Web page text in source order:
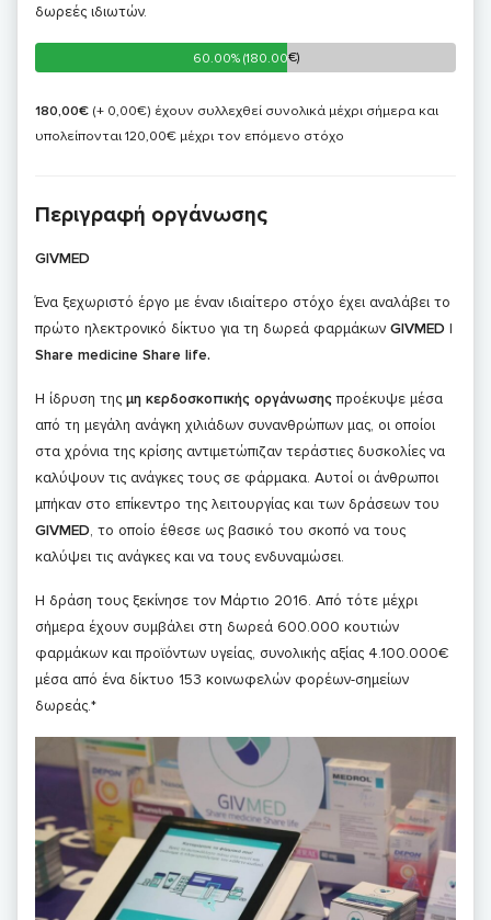
δωρεές ιδιωτών.
60.00% (180.00€)
60.00% (180.00€)
180,00€ (+ 0,00€) έχουν συλλεχθεί συνολικά μέχρι σήμερα και
υπολείπονται 120,00€ μέχρι τον επόμενο στόχο
Περιγραφή οργάνωσης
GIVMED
Ένα ξεχωριστό έργο με έναν ιδιαίτερο στόχο έχει αναλάβει το
πρώτο ηλεκτρονικό δίκτυο για τη δωρεά φαρμάκων GIVMED |
Share medicine Share life.
Η ίδρυση της μη κερδοσκοπικής οργάνωσηςπροέκυψε μέσα
από τη μεγάλη ανάγκη χιλιάδων συνανθρώπων μας, οι οποίοι
στα χρόνια της κρίσης αντιμετώπιζαν τεράστιες δυσκολίες να
καλύψουν τις ανάγκες τους σε φάρμακα. Αυτοί οι άνθρωποι
μπήκαν στο επίκεντρο της λειτουργίας και των δράσεων του
GIVMED, το οποίο έθεσε ως βασικό του σκοπό να τους
καλύψει τις ανάγκες και να τους ενδυναμώσει.
Η δράση τους ξεκίνησε τον Μάρτιο 2016. Από τότε μέχρι
σήμερα έχουν συμβάλει στη δωρεά 600.000 κουτιών
φαρμάκων και προϊόντων υγείας, συνολικής αξίας 4.100.000€
μέσα από ένα δίκτυο 153 κοινωφελών φορέων-σημείων
δωρεάς.*